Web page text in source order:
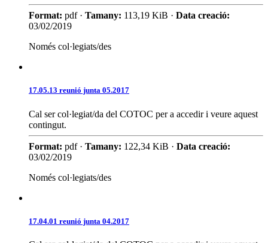
Format: pdf · Tamany: 113,19 KiB · Data creació:
03/02/2019
Només col·legiats/des
17.05.13 reunió junta 05.2017
Cal ser col·legiat/da del COTOC per a accedir i veure aquest
contingut.
Format: pdf · Tamany: 122,34 KiB · Data creació:
03/02/2019
Només col·legiats/des
17.04.01 reunió junta 04.2017